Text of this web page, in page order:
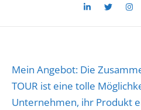
Mein Angebot: Die
TOUR ist eine tolle
Unternehmen, ihr Produkt